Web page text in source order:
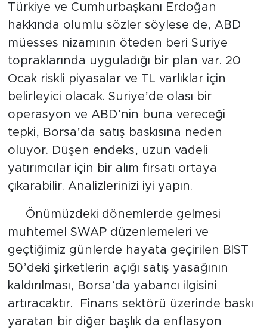
Türkiye ve Cumhurbaşkanı Erdoğan
hakkında olumlu sözler söylese de, ABD
müesses nizamının öteden beri Suriye
topraklarında uyguladığı bir plan var. 20
Ocak riskli piyasalar ve TL varlıklar için
belirleyici olacak. Suriye’de olası bir
operasyon ve ABD’nin buna vereceği
tepki, Borsa’da satış baskısına neden
oluyor. Düşen endeks, uzun vadeli
yatırımcılar için bir alım fırsatı ortaya
çıkarabilir. Analizlerinizi iyi yapın.
Önümüzdeki dönemlerde gelmesi
muhtemel SWAP düzenlemeleri ve
geçtiğimiz günlerde hayata geçirilen BİST
50’deki şirketlerin açığı satış yasağının
kaldırılması, Borsa’da yabancı ilgisini
artıracaktır. Finans sektörü üzerinde baskı
yaratan bir diğer başlık da enflasyon